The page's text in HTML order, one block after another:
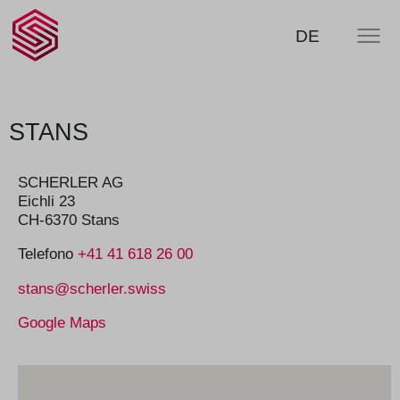
SA -
smart
RICERCA
DE MENU
STANS
SCHERLER AG
Eichli 23
CH-6370 Stans
Telefono +41 41 618 26 00
stans@scherler.swiss
Google Maps